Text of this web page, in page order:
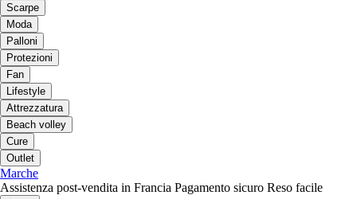
Scarpe
Moda
Palloni
Protezioni
Fan
Lifestyle
Attrezzatura
Beach volley
Cure
Outlet
Marche
Assistenza post-vendita in Francia Pagamento sicuro Reso facile